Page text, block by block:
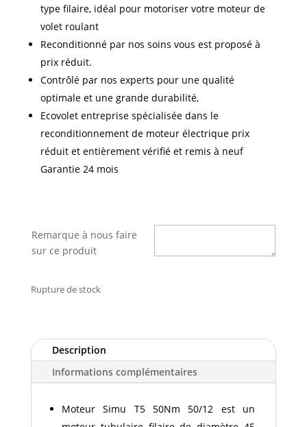
type filaire, idéal pour motoriser votre moteur de
volet roulant
Reconditionné par nos soins vous est proposé à
prix réduit.
Contrôlé par nos experts pour une qualité
optimale et une grande durabilité,
Ecovolet entreprise spécialisée dans le
reconditionnement de moteur électrique prix
réduit et entièrement vérifié et remis à neuf
Garantie 24 mois
Remarque à nous faire
sur ce produit
Rupture de stock
Description
Informations complémentaires
Moteur Simu T5 50Nm 50/12 est un